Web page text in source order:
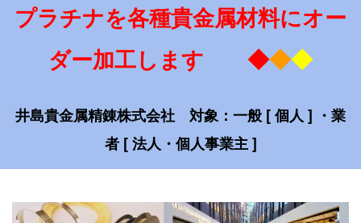
プラチナを各種貴金属材料にオー
ダー加工します ◆◆◆
井島貴金属精錬株式会社 対象：一般 [ 個人 ] ・業
者 [ 法人・個人事業主 ]